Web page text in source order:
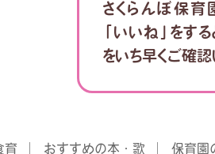
さくらんぼ保
「いいね」をす
をいち早くご確認
育 おすすめの本・歌 保育園